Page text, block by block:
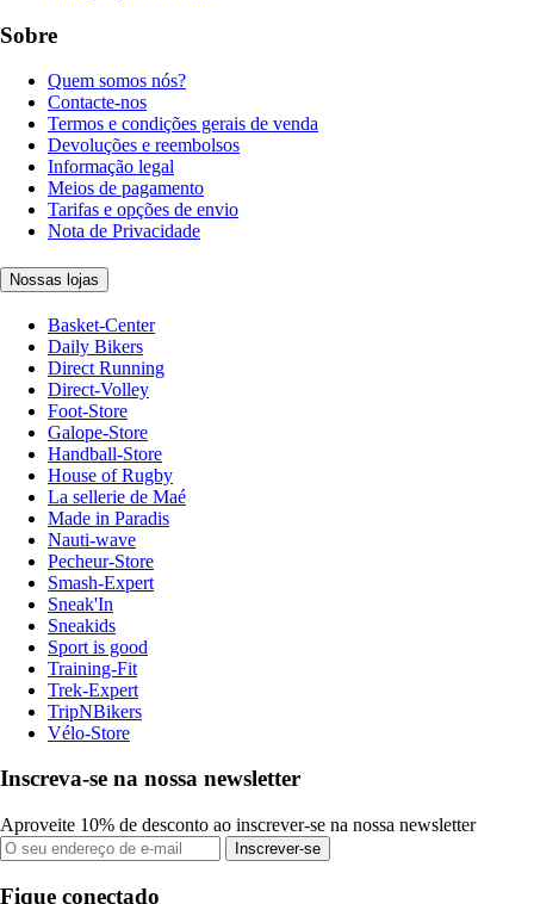
Sobre
Quem somos nós?
Contacte-nos
Termos e condições gerais de venda
Devoluções e reembolsos
Informação legal
Meios de pagamento
Tarifas e opções de envio
Nota de Privacidade
Nossas lojas
Basket-Center
Daily Bikers
Direct Running
Direct-Volley
Foot-Store
Galope-Store
Handball-Store
House of Rugby
La sellerie de Maé
Made in Paradis
Nauti-wave
Pecheur-Store
Smash-Expert
Sneak'In
Sneakids
Sport is good
Training-Fit
Trek-Expert
TripNBikers
Vélo-Store
Inscreva-se na nossa newsletter
Aproveite 10% de desconto ao inscrever-se na nossa newsletter
Inscrever-se
Fique conectado